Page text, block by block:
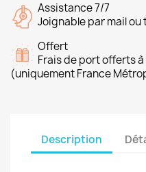
Assistance 7/7
Joignable par mail ou
Offert
Frais de port offerts
(uniquement France
Description